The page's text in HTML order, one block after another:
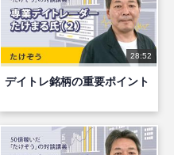
28:52
デイトレ銘柄の重要ポイント